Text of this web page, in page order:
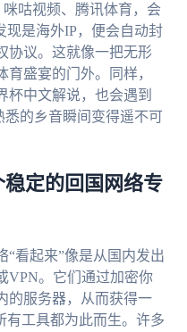
咕视频、腾讯体育，会
现是海外IP，便会自动封
协议。这就像一把无形
盛宴的门外。同样，
杯中文解说，也会遇到
悉的乡音瞬间变得遥不可
定的回国网络专
“看起来”像是从国内发出
VPN。它们通过加密你
的服务器，从而获得一
有工具都为此而生。许多